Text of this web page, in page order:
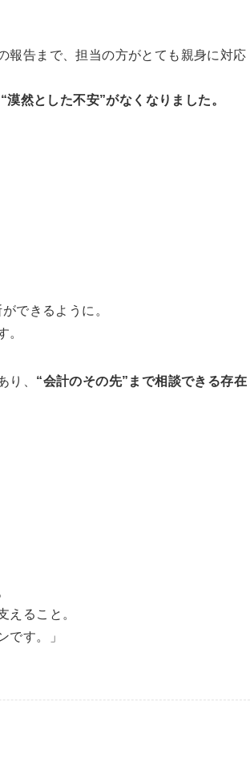
報告まで、担当の方がとても親身に対応
漠然とした不安”がなくなりました。
できるように。
。
り、 “会計のその先”まで相談できる存在
えること。
です。」